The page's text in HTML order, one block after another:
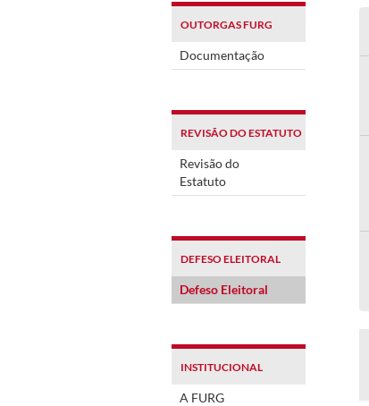
OUTORGAS FURG
Documentação
REVISÃO DO ESTATUTO
Revisão do
Estatuto
DEFESO ELEITORAL
Defeso Eleitoral
INSTITUCIONAL
A FURG